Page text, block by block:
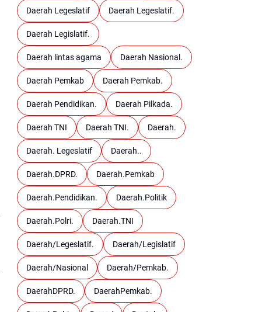
Daerah Legeslatif Daerah Legeslatif.
Daerah Legislatif.
Daerah lintas agama Daerah Nasional.
Daerah Pemkab Daerah Pemkab.
Daerah Pendidikan. Daerah Pilkada.
Daerah TNI Daerah TNI. Daerah.
Daerah. Legeslatif Daerah..
Daerah.DPRD. Daerah.Pemkab
Daerah.Pendidikan. Daerah.Politik
Daerah.Polri. Daerah.TNI
Daerah/Legeslatif. Daerah/Legislatif
Daerah/Nasional Daerah/Pemkab.
DaerahDPRD. DaerahPemkab.